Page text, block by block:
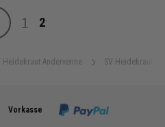
Heidekraut Andervenne SV Heidekraut
Seite
1 2
Vorkasse